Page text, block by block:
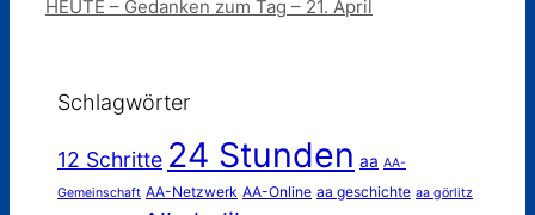
HEUTE – Gedanken zum Tag – 21. April
Schlagwörter
12 Schritte 24 Stunden aa AA-
Gemeinschaft AA-Netzwerk AA-Online aa geschichte aa görlitz